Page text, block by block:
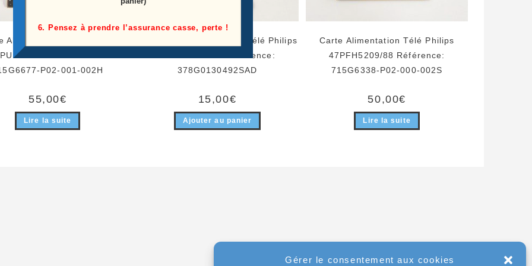
Gérer le consentement aux cookies
Alimentation Télé Philips
88 Référence:
P02-001-002H
55,00€
Lire la suite
Ensemble Haut Parleurs Télé Philips
47PFH5209/88 Référence:
378G0130492SAD
15,00€
Ajouter au panier
Carte Alimentation Télé Philips
47PFH5209/88 Référence:
715G6338-P02-000-002S
50,00€
Lire la suite
6. Pensez à prendre l’assurance casse, perte !